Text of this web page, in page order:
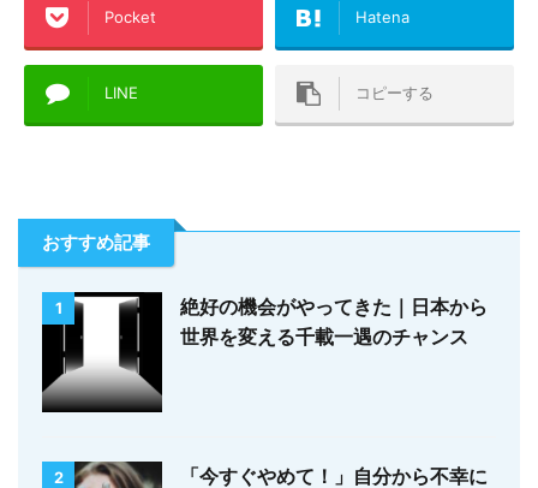
Pocket Hatena
LINE コピーする
おすすめ記事
1
絶好の機会がやってきた｜日本から
世界を変える千載一遇のチャンス
2
「今すぐやめて！」自分から不幸に